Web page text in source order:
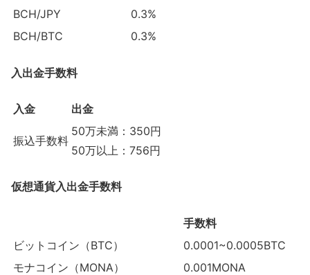
BCH/JPY
0.3%
BCH/BTC
0.3%
入出金手数料
入金 出金
振込手数料
50万未満：350円
50万以上：756円
仮想通貨入出金手数料
手数料
ビットコイン（BTC）
0.0001~0.0005BTC
モナコイン（MONA）
0.001MONA